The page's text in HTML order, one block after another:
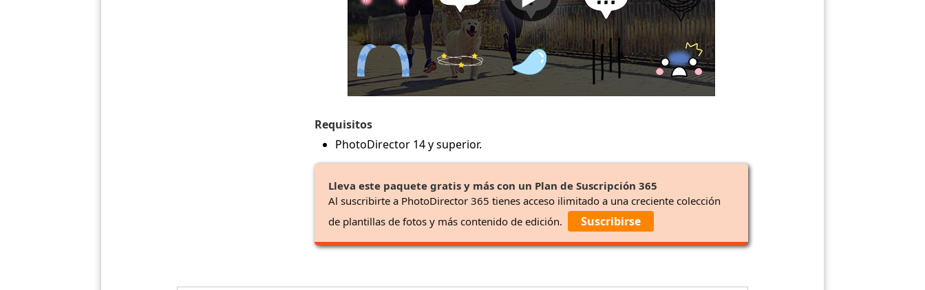
Requisitos
PhotoDirector 14 y superior.
Lleva este paquete gratis y más con un Plan de Suscripción 365
Al suscribirte a PhotoDirector 365 tienes acceso ilimitado a una creciente colección
de plantillas de fotos y más contenido de edición.
Suscribirse